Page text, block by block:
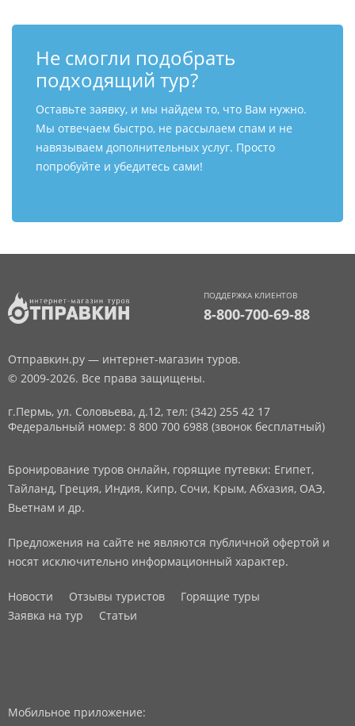
Не смогли подобрать
подходящий тур?
Оставьте заявку, и мы найдем то, что Вам нужно.
Мы отвечаем быстро, не рассылаем спам и не
навязываем дополнительных услуг. Просто
попробуйте и убедитесь сами!
ПОДДЕРЖКА КЛИЕНТОВ
8-800-700-69-88
Отправкин.ру — интернет-магазин туров.
© 2009-2026. Все права защищены.
г.Пермь, ул. Соловьева, д.12, тел: (342) 255 42 17
Федеральный номер: 8 800 700 6988 (звонок бесплатный)
Бронирование туров онлайн, горящие путевки: Египет,
Тайланд, Греция, Индия, Кипр, Сочи, Крым, Абхазия, ОАЭ,
Вьетнам и др.
Предложения на сайте не являются публичной офертой и
носят исключительно информационный характер.
Новости Отзывы туристов
Горящие туры
Заявка на тур
Статьи
Мобильное приложение: